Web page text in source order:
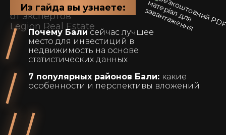
НЕДВИЖИМОСТИ»
от экспертов
Legion Real Estate
Из гайда вы узнаете:
Почему Балисейчас лучшее
место для инвестиций в
недвижимость на основе
статистических данных
7 популярных районов Бали: какие
особенности и перспективы вложений